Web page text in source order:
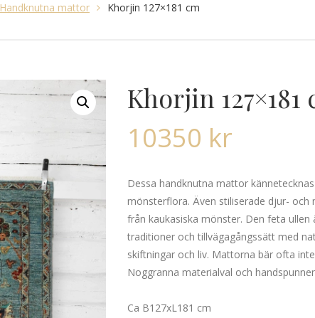
Handknutna mattor Khorjin 127×181 cm
Khorjin 127×181
10350 kr
Dessa handknutna mattor
mönsterflora. Även stiliserade djur-
från kaukasiska mönster. Den feta
traditioner och tillvägagångssätt med
skiftningar och liv. Mattorna bär ofta
Noggranna materialval och
Ca B127xL181 cm